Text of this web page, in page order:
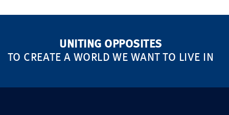
UNITING OPPOSITES
TO CREATE A WORLD WE WANT TO LIVE IN